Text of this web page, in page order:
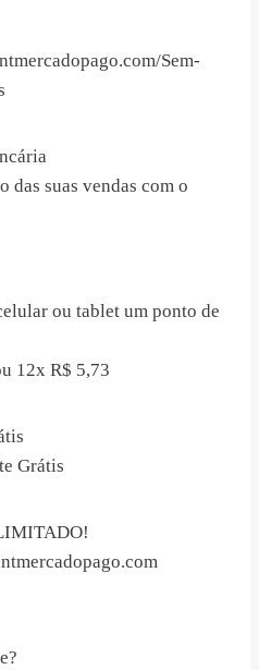
Sem-
das suas vendas com o
ou tablet um ponto de
12x R$ 5,73
Grátis